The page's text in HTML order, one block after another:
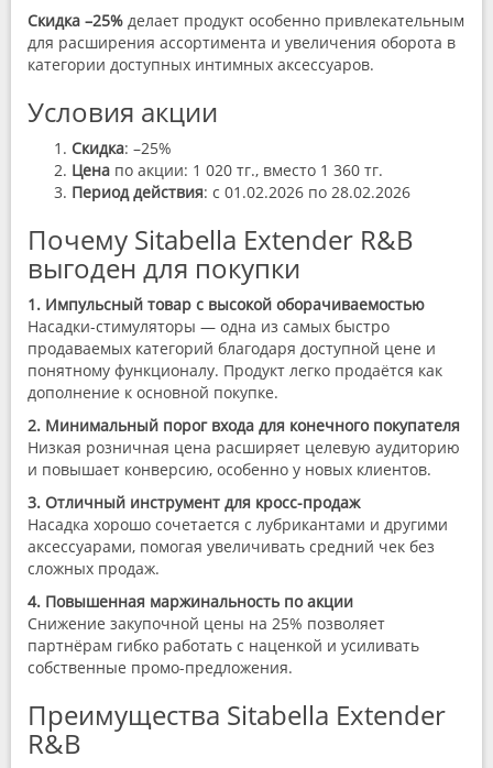
Скидка –25% делает продукт особенно привлекательным
для расширения ассортимента и увеличения оборота в
категории доступных интимных аксессуаров.
Условия акции
Скидка: –25%
Цена по акции: 1 020 тг., вместо 1 360 тг.
Период действия: с 01.02.2026 по 28.02.2026
Почему Sitabella Extender R&B
выгоден для покупки
1. Импульсный товар с высокой оборачиваемостью
Насадки-стимуляторы — одна из самых быстро
продаваемых категорий благодаря доступной цене и
понятному функционалу. Продукт легко продаётся как
дополнение к основной покупке.
2. Минимальный порог входа для конечного покупателя
Низкая розничная цена расширяет целевую аудиторию
и повышает конверсию, особенно у новых клиентов.
3. Отличный инструмент для кросс-продаж
Насадка хорошо сочетается с лубрикантами и другими
аксессуарами, помогая увеличивать средний чек без
сложных продаж.
4. Повышенная маржинальность по акции
Снижение закупочной цены на 25% позволяет
партнёрам гибко работать с наценкой и усиливать
собственные промо-предложения.
Преимущества Sitabella Extender
R&B